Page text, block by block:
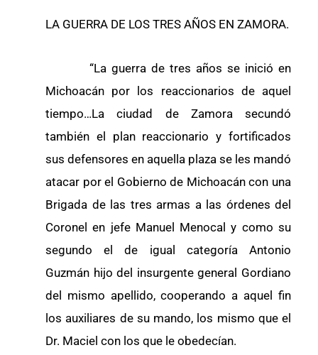
LA GUERRA DE LOS TRES AÑOS EN ZAMORA.
“La guerra de tres años se inició en
Michoacán por los reaccionarios de aquel
tiempo…La ciudad de Zamora secundó
también el plan reaccionario y fortificados
sus defensores en aquella plaza se les mandó
atacar por el Gobierno de Michoacán con una
Brigada de las tres armas a las órdenes del
Coronel en jefe Manuel Menocal y como su
segundo el de igual categoría Antonio
Guzmán hijo del insurgente general Gordiano
del mismo apellido, cooperando a aquel fin
los auxiliares de su mando, los mismo que el
Dr. Maciel con los que le obedecían.